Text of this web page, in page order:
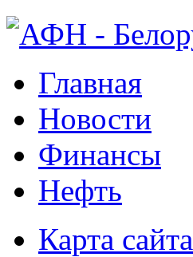
Главная
Новости
Финансы
Нефть
Карта сайта